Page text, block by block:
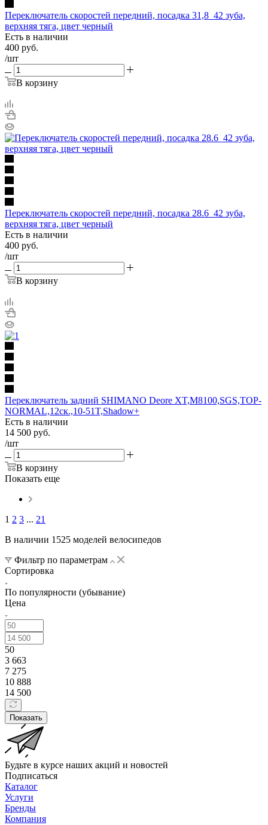
Переключатель скоростей передний, посадка 31,8_42 зуба,
верхняя тяга, цвет черный
Есть в наличии
400 руб.
/шт
В корзину
Переключатель скоростей передний, посадка 28.6_42 зуба,
верхняя тяга, цвет черный
Есть в наличии
400 руб.
/шт
В корзину
Переключатель задний SHIMANO Deore XT,M8100,SGS,TOP-
NORMAL,12ск.,10-51T,Shadow+
Есть в наличии
14 500 руб.
/шт
В корзину
Показать еще
1 2 3 ... 21
В наличии 1525 моделей велосипедов
Фильтр по параметрам
Сортировка
По популярности (убывание)
Цена
50
3 663
7 275
10 888
14 500
Показать
Будьте в курсе наших акций и новостей
Подписаться
Каталог
Услуги
Бренды
Компания